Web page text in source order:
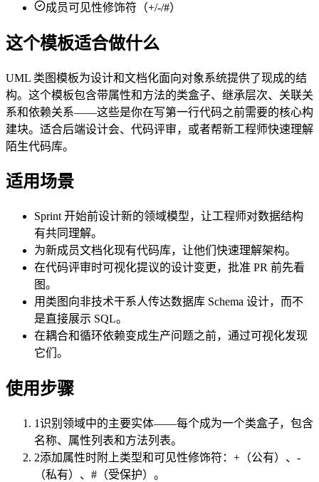
成员可见性修饰符（+/-/#）
这个模板适合做什么
UML 类图模板为设计和文档化面向对象系统提供了现成的结
构。这个模板包含带属性和方法的类盒子、继承层次、关联关
系和依赖关系——这些是你在写第一行代码之前需要的核心构
建块。适合后端设计会、代码评审，或者帮新工程师快速理解
陌生代码库。
适用场景
Sprint 开始前设计新的领域模型，让工程师对数据结构
有共同理解。
为新成员文档化现有代码库，让他们快速理解架构。
在代码评审时可视化提议的设计变更，批准 PR 前先看
图。
用类图向非技术干系人传达数据库 Schema 设计，而不
是直接展示 SQL。
在耦合和循环依赖变成生产问题之前，通过可视化发现
它们。
使用步骤
1识别领域中的主要实体——每个成为一个类盒子，包含
名称、属性列表和方法列表。
2添加属性时附上类型和可见性修饰符：+（公有）、-
（私有）、#（受保护）。